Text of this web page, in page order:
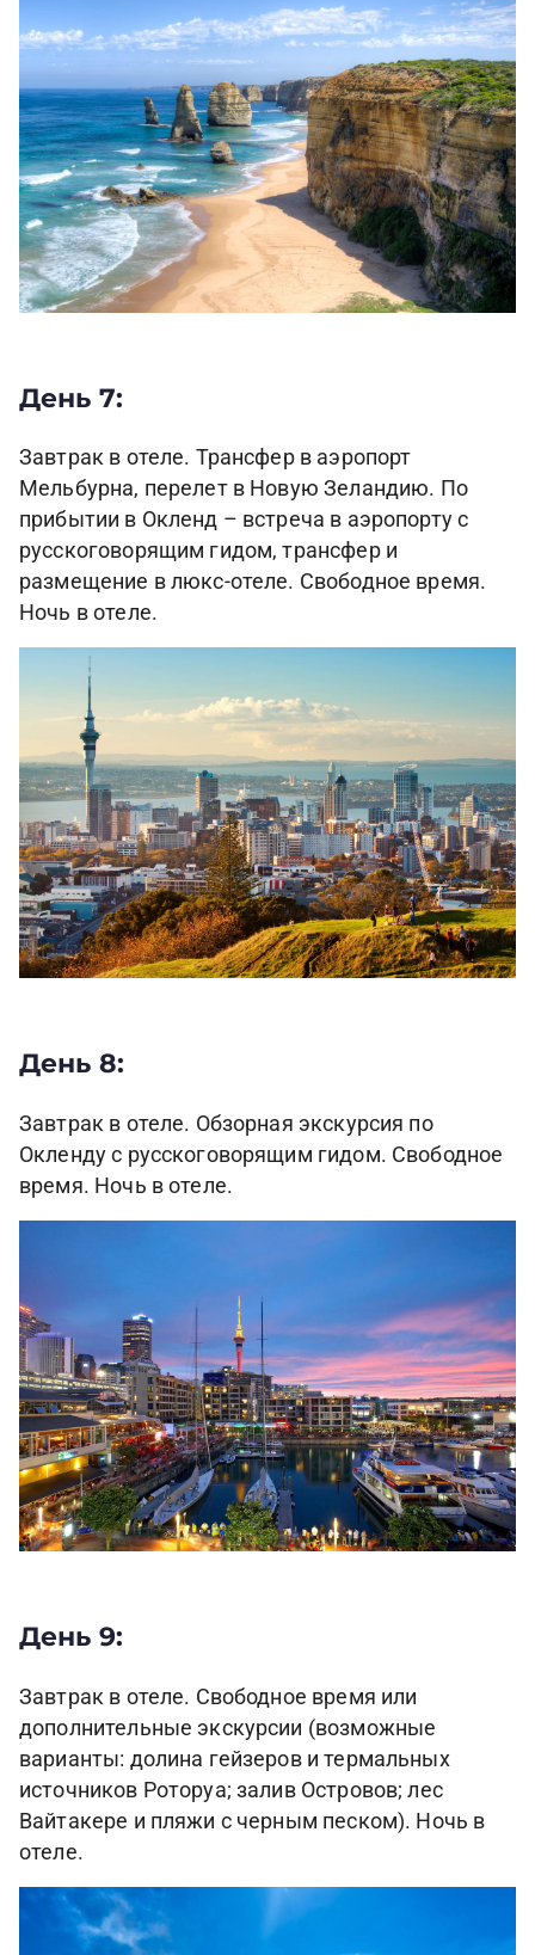
День 7:
Завтрак в отеле. Трансфер в аэропорт
Мельбурна, перелет в Новую Зеландию. По
прибытии в Окленд – встреча в аэропорту с
русскоговорящим гидом, трансфер и
размещение в люкс-отеле. Свободное время.
Ночь в отеле.
День 8:
Завтрак в отеле. Обзорная экскурсия по
Окленду с русскоговорящим гидом. Свободное
время. Ночь в отеле.
День 9:
Завтрак в отеле. Свободное время или
дополнительные экскурсии (возможные
варианты: долина гейзеров и термальных
источников Роторуа; залив Островов; лес
Вайтакере и пляжи с черным песком). Ночь в
отеле.